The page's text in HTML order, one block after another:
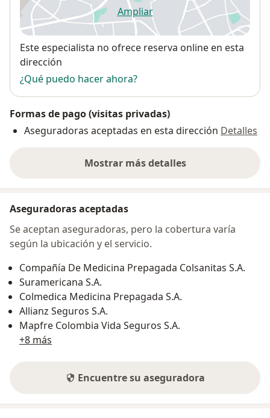
Ampliarse abre en una nueva
Disponibilidad
Este especialista no ofrece reserva online en esta
dirección
¿Qué puedo hacer ahora?
Formas de pago (visitas privadas)
Aseguradoras aceptadas en esta dirección Detalles
Mostrar más detalles
sobre la dirección
Aseguradoras aceptadas
Se aceptan aseguradoras, pero la cobertura varía
según la ubicación y el servicio.
Compañía De Medicina Prepagada Colsanitas S.A.
Suramericana S.A.
Colmedica Medicina Prepagada S.A.
Allianz Seguros S.A.
Mapfre Colombia Vida Seguros S.A.
+8 más
Encuentre su aseguradora